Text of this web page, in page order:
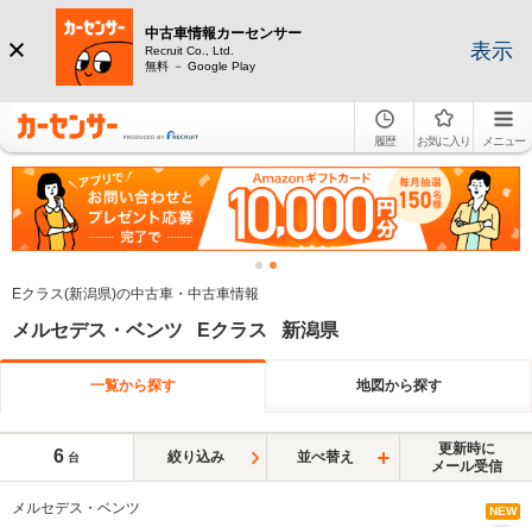
中古車情報カーセンサー
Recruit Co., Ltd.
無料 － Google Play
表示
履歴 お気に入り メニュー
Eクラス(新潟県)の中古車・中古車情報
メルセデス・ベンツ Eクラス 新潟県
一覧から探す 地図から探す
6 台 絞り込み 並べ替え
更新時に
メール受信
メルセデス・ベンツ NEW